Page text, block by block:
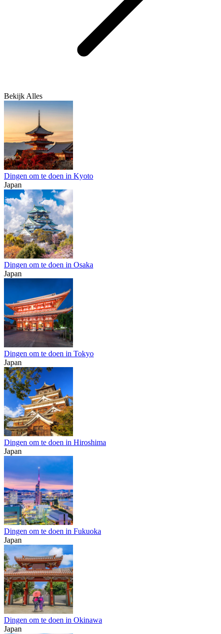
Bekijk Alles
Dingen om te doen in Kyoto
Japan
Dingen om te doen in Osaka
Japan
Dingen om te doen in Tokyo
Japan
Dingen om te doen in Hiroshima
Japan
Dingen om te doen in Fukuoka
Japan
Dingen om te doen in Okinawa
Japan